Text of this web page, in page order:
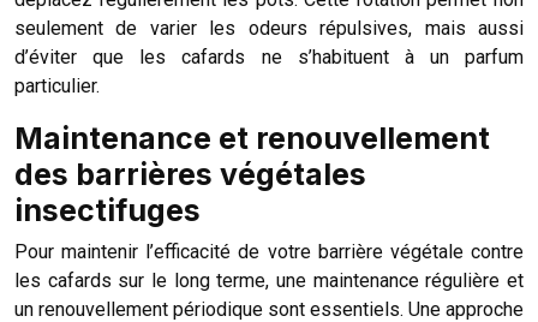
seulement de varier les odeurs répulsives, mais aussi
d’éviter que les cafards ne s’habituent à un parfum
particulier.
Maintenance et renouvellement
des barrières végétales
insectifuges
Pour maintenir l’efficacité de votre barrière végétale contre
les cafards sur le long terme, une maintenance régulière et
un renouvellement périodique sont essentiels. Une approche